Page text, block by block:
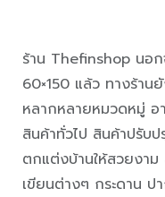
ร้าน Thefinshop นอ
60×150 แล้ว ทางร้า
หลากหลายหมวดหมู่ อ
สินค้าทั่วไป สินค้าปรับ
ตกแต่งบ้านให้สวยงาม
เขียนต่างๆ กระดาน ป